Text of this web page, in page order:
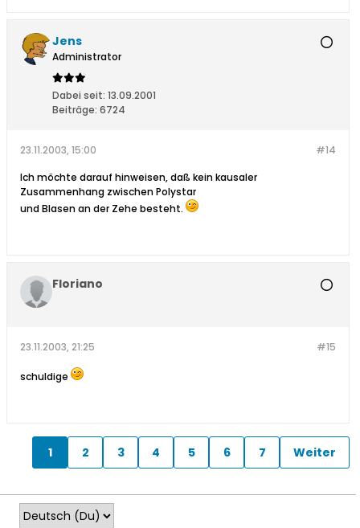
Jens
Administrator
Dabei seit: 13.09.2001
Beiträge: 6724
#14
23.11.2003, 15:00
Ich möchte darauf hinweisen, daß kein kausaler
Zusammenhang zwischen Polystar
und Blasen an der Zehe besteht.
Floriano
#15
23.11.2003, 21:25
schuldige
1 2 3 4 5 6 7 Weiter